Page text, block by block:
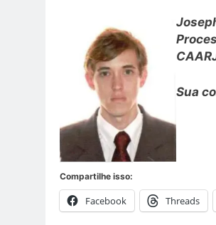
Sua
Compartilhe isso:
Facebook Threads